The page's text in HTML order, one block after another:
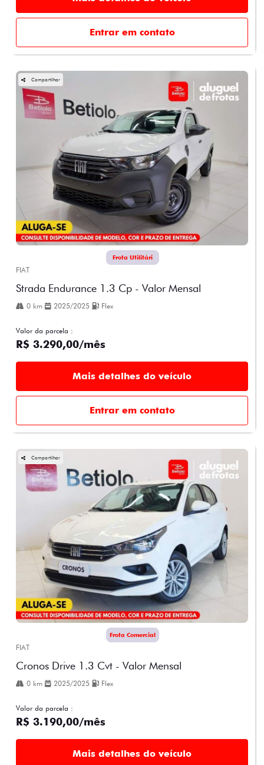
Entrar em contato
Compartilhar
Frota Utilitári
FIAT
Strada Endurance 1.3 Cp - Valor Mensal
0 km 2025/2025 Flex
Valor da parcela :
R$ 3.290,00/mês
Mais detalhes do veículo
Entrar em contato
Compartilhar
Frota Comercial
FIAT
Cronos Drive 1.3 Cvt - Valor Mensal
0 km 2025/2025 Flex
Valor da parcela :
R$ 3.190,00/mês
Mais detalhes do veículo